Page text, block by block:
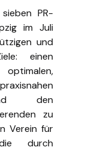
PR-
im Juli
und
einen
und den
zu
Verein für
durch